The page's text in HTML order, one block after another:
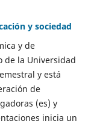
y sociedad
y de
de la Universidad
y está
de
(es) y
inicia un